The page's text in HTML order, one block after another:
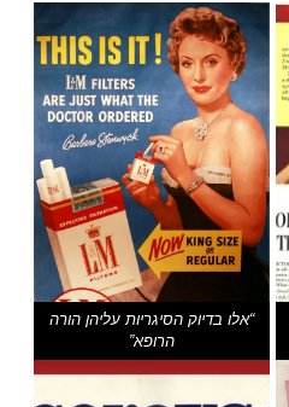
“אלו בדיוק הסיגריות עליהן הורה
הרופא”